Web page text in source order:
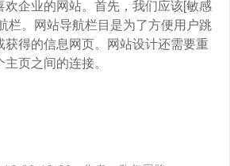
企业的网站。首先，我们应该[敏感
栏。网站导航栏目是为了方便用户跳
得的信息网页。网站设计还需要重
页之间的连接。